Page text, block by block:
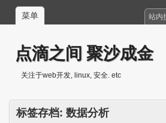
菜单
点滴之间 聚沙成金
关注于web开发, linux, 安全. etc
标签存档: 数据分析